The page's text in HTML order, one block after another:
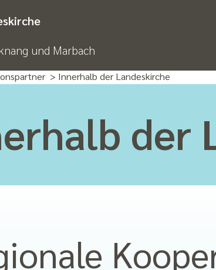
und Marbach
> Innerhalb der Landeskirche
der